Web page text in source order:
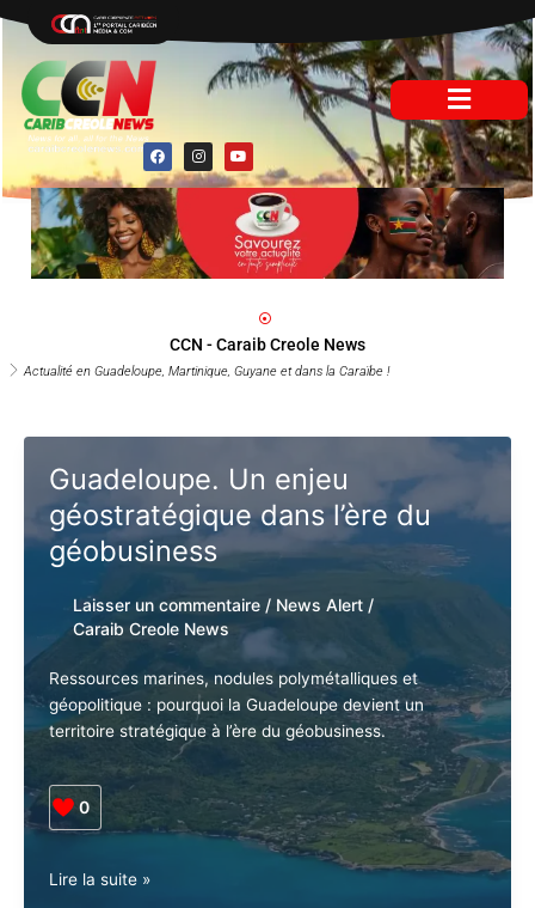
contenu
F
a
c
e
b
o
o
k
I
n
s
t
m
Y
o
u
t
b
e
Actualité en Guadeloupe, Martinique, Guyane et dans la Caraïbe !
CCN - Caraib Creole News
Guadeloupe. Un enjeu
géostratégique dans l’ère du
géobusiness
Laisser un commentaire / News Alert/
Caraib Creole News
Ressources marines, nodules polymétalliques et
géopolitique : pourquoi la Guadeloupe devient un
territoire stratégique à l’ère du géobusiness.
0
Guadeloupe.
Lire la suite »